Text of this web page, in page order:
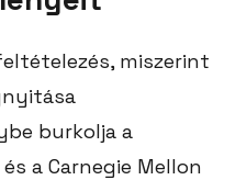
miszerint
burkolja a
a Carnegie Mellon